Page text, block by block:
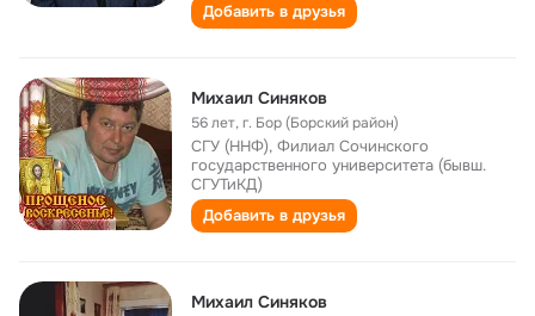
Добавить в друзья
Михаил Синяков
56 лет,г. Бор (Борский район)
СГУ (ННФ), Филиал Сочинского
государственного университета (бывш.
СГУТиКД)
Добавить в друзья
Михаил Синяков